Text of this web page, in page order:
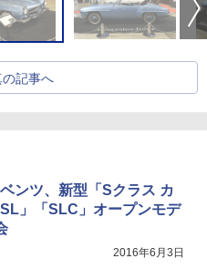
の記事へ
ンツ、新型「Sクラス カ
」「SLC」オープンモデ
2016年6月3日